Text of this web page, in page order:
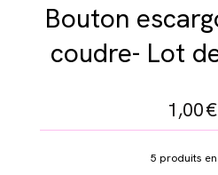
Bouton
coudre- Lot
1,00€
5 produits